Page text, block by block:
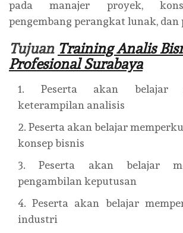
pada manajer proyek,
pengembang perangkat lunak, dan
Tujuan Training Analis
Profesional Surabaya
Peserta akan belajar
keterampilan analisis
Peserta akan belajar
konsep bisnis
Peserta akan belajar
pengambilan keputusan
Peserta akan belajar
industri